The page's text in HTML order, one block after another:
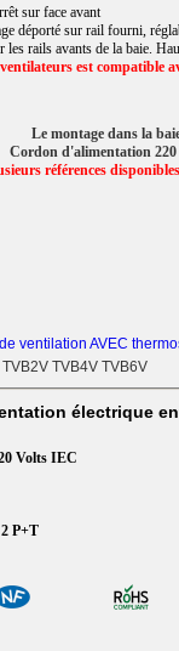
sur face avant
déporté sur rail fourni,
les rails avants de la baie.
est compatible
Le montage dans la
Cordon d'alimentation 220
références
ventilation AVEC
TVB2V TVB4V TVB6V
électrique
Volts IEC
P+T